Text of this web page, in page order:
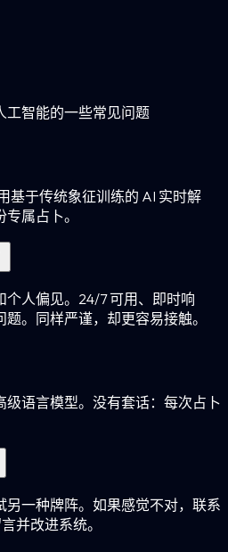
工智能的一些常见问题
基于传统象征训练的 AI 实时解
属占卜。
个人偏见。24/7 可用、即时响
。同样严谨，却更容易接触。
语言模型。没有套话：每次占卜
一种牌阵。如果感觉不对，联系
并改进系统。